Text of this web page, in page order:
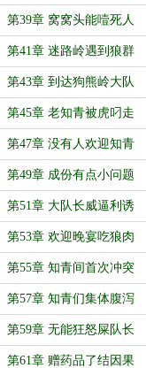
第39章 窝窝头能噎死人
第41章 迷路岭遇到狼群
第43章 到达狗熊岭大队
第45章 老知青被虎叼走
第47章 没有人欢迎知青
第49章 成份有点小问题
第51章 大队长威逼利诱
第53章 欢迎晚宴吃狼肉
第55章 知青间首次冲突
第57章 知青们集体腹泻
第59章 无能狂怒屎队长
第61章 赠药品了结因果